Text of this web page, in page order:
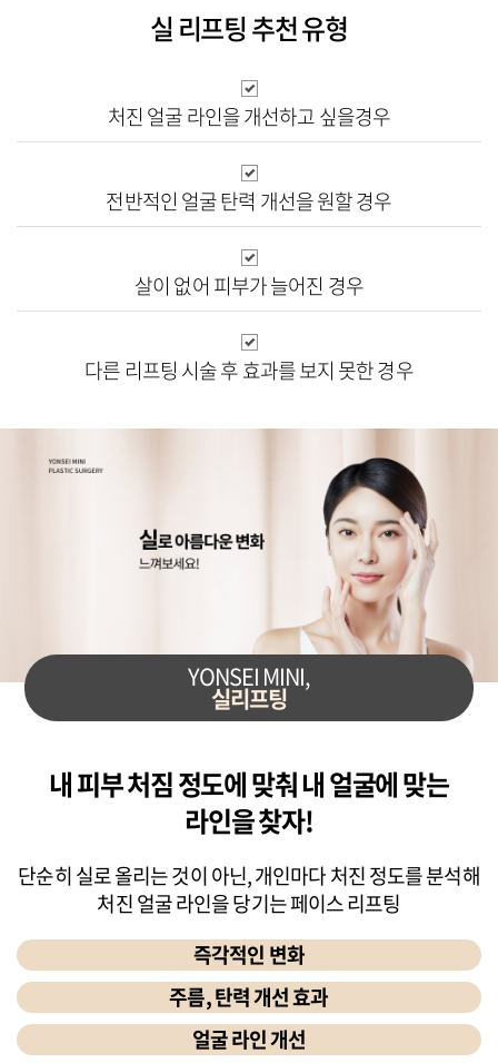
실 리프팅 추천 유형
처진 얼굴 라인을개선하고 싶을경우
전반적인 얼굴 탄력 개선을 원할 경우
살이 없어 피부가늘어진 경우
다른 리프팅 시술 후효과를 보지 못한 경우
YONSEI MINI,
실리프팅
내 피부 처짐 정도에 맞춰내 얼굴에 맞는
라인을 찾자!
단순히 실로 올리는 것이 아닌, 개인마다 처진 정도를 분석해
처진 얼굴 라인을 당기는 페이스 리프팅
즉각적인 변화
주름, 탄력 개선 효과
얼굴 라인 개선